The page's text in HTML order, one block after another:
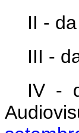
II - da
III -
IV -